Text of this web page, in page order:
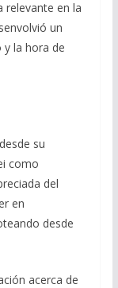
relevante en la
un
la hora de
su
como
del
en
desde
acerca de